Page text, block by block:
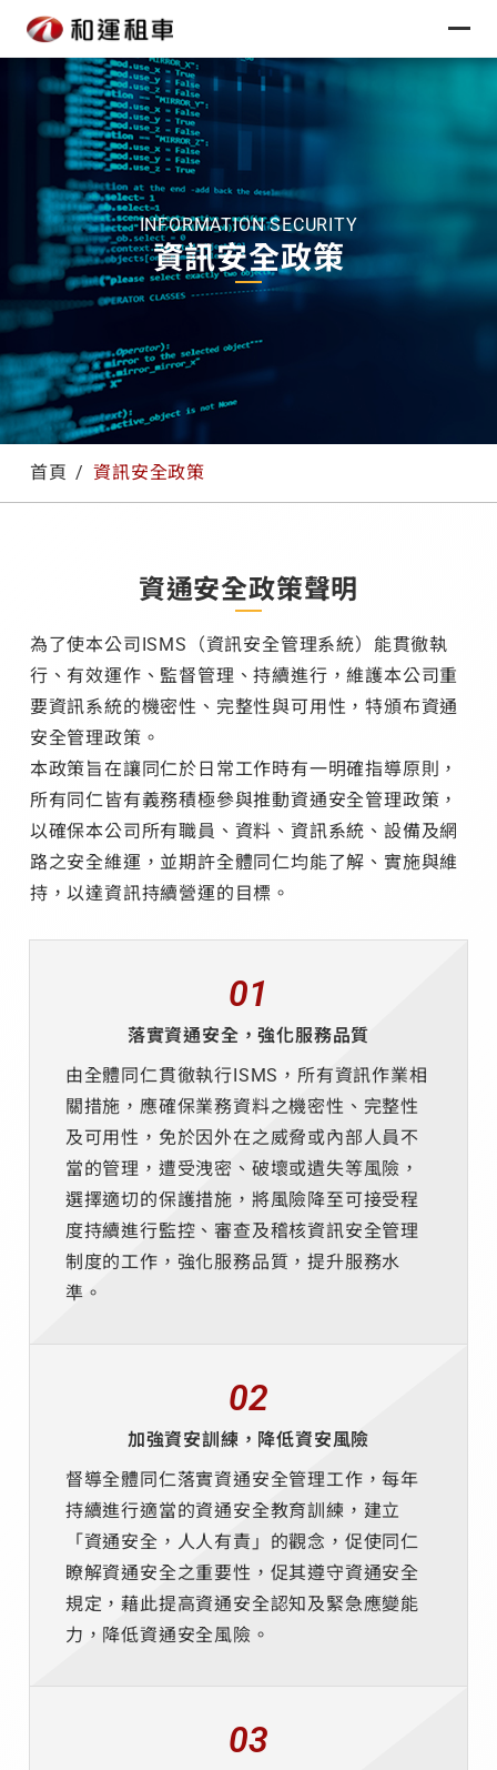
INFORMATION SECURITY
資訊安全政策
首頁 資訊安全政策
資通安全政策聲明
為了使本公司ISMS（資訊安全管理系統）能貫徹執
行、有效運作、監督管理、持續進行，維護本公司重
要資訊系統的機密性、完整性與可用性，特頒布資通
安全管理政策。
本政策旨在讓同仁於日常工作時有一明確指導原則，
所有同仁皆有義務積極參與推動資通安全管理政策，
以確保本公司所有職員、資料、資訊系統、設備及網
路之安全維運，並期許全體同仁均能了解、實施與維
持，以達資訊持續營運的目標。
01
落實資通安全，強化服務品質
由全體同仁貫徹執行ISMS，所有資訊作業相
關措施，應確保業務資料之機密性、完整性
及可用性，免於因外在之威脅或內部人員不
當的管理，遭受洩密、破壞或遺失等風險，
選擇適切的保護措施，將風險降至可接受程
度持續進行監控、審查及稽核資訊安全管理
制度的工作，強化服務品質，提升服務水
準。
02
加強資安訓練，降低資安風險
督導全體同仁落實資通安全管理工作，每年
持續進行適當的資通安全教育訓練，建立
「資通安全，人人有責」的觀念，促使同仁
瞭解資通安全之重要性，促其遵守資通安全
規定，藉此提高資通安全認知及緊急應變能
力，降低資通安全風險。
03